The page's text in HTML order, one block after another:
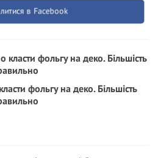
в Facebook
фольгу на деко. Більшість